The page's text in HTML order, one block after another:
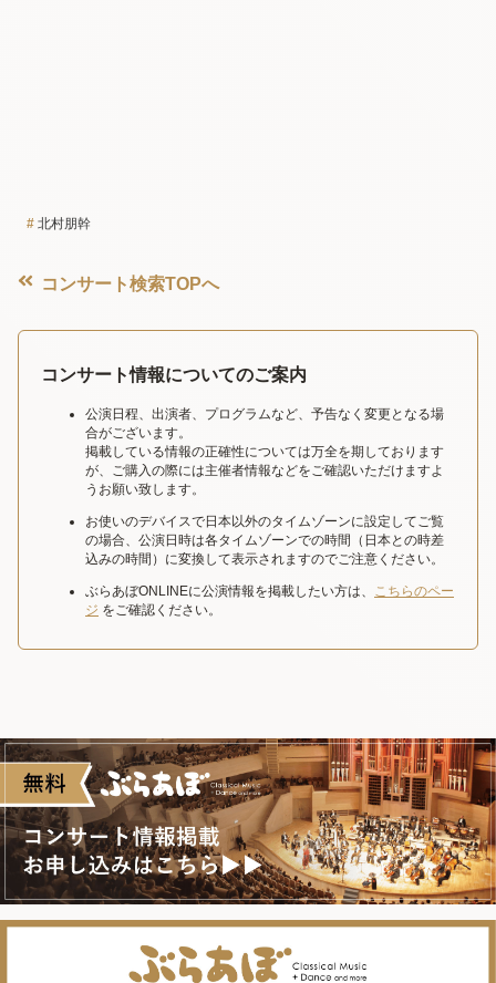
北村朋幹
コンサート検索TOPへ
コンサート情報についてのご案内
公演日程、出演者、プログラムなど、予告なく変更となる場
合がございます。
掲載している情報の正確性については万全を期しております
が、ご購入の際には主催者情報などをご確認いただけますよ
うお願い致します。
お使いのデバイスで日本以外のタイムゾーンに設定してご覧
の場合、公演日時は各タイムゾーンでの時間（日本との時差
込みの時間）に変換して表示されますのでご注意ください。
ぶらあぼONLINEに公演情報を掲載したい方は、 こちらのペー
ジ をご確認ください。